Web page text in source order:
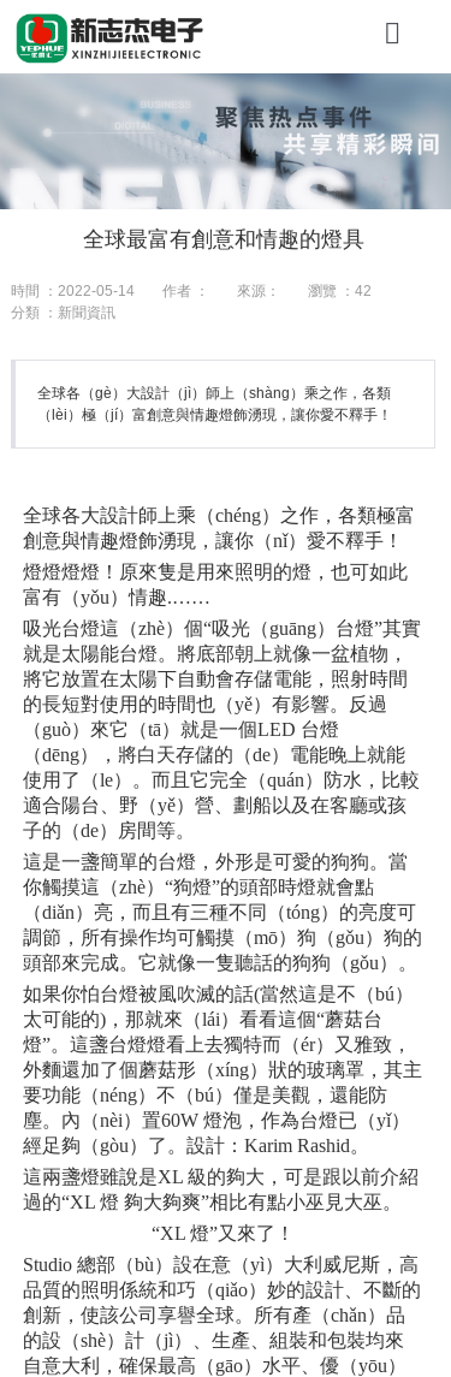
關於
產品
聯（
全球最富有創意和情趣的燈具
時間 ：2022-05-14 作者 ： 來源： 瀏覽 ：42
分類 ：新聞資訊
全球各（gè）大設計（jì）師上（shàng）乘之作，各類
（lèi）極（jí）富創意與情趣燈飾湧現，讓你愛不釋手！
全球各大設計師上乘（chéng）之作，各類極富
創意與情趣燈飾湧現，讓你（nǐ）愛不釋手！
燈燈燈燈！原來隻是用來照明的燈，也可如此
富有（yǒu）情趣.……
吸光台燈這（zhè）個“吸光（guāng）台燈”其實
就是太陽能台燈。將底部朝上就像一盆植物，
將它放置在太陽下自動會存儲電能，照射時間
的長短對使用的時間也（yě）有影響。反過
（guò）來它（tā）就是一個LED 台燈
（dēng），將白天存儲的（de）電能晚上就能
使用了（le）。而且它完全（quán）防水，比較
適合陽台、野（yě）營、劃船以 及在客廳或孩
子的（de）房間等。
這是一盞簡單的台燈，外形是可愛的狗狗。當
你觸摸這（zhè）“狗燈”的頭部時燈就會點
（diǎn）亮，而且有三種不同（tóng）的亮度可
調節，所有操作均可觸摸（mō）狗（gǒu）狗的
頭部來完成。它就像一隻聽話的狗狗（gǒu）。
如果你怕台燈被風吹滅的話(當然這是不（bú）
太可能的)，那就來（lái）看看這個“蘑菇台
燈”。這盞台燈燈看上去獨特而（ér）又雅致，
外麵還加了個蘑菇形（xíng）狀的玻璃罩，其主
要功能（néng）不（bú）僅是美觀，還能防
塵。內（nèi）置60W 燈泡，作為台燈已（yǐ）
經足夠（gòu）了。設計：Karim Rashid。
這兩盞燈雖說是XL 級的夠大，可是跟以前介紹
過的“XL 燈 夠大夠爽”相比有點小巫見大巫。
“XL 燈”又來了！
Studio 總部（bù）設在意（yì）大利威尼斯，高
品質的照明係統和巧（qiǎo）妙的設計、不斷的
創新，使該公司享譽全球。所有產（chǎn）品
的設（shè）計（jì）、生產、組裝和包裝均來
自意大利，確保最高（gāo）水平、優（yōu）